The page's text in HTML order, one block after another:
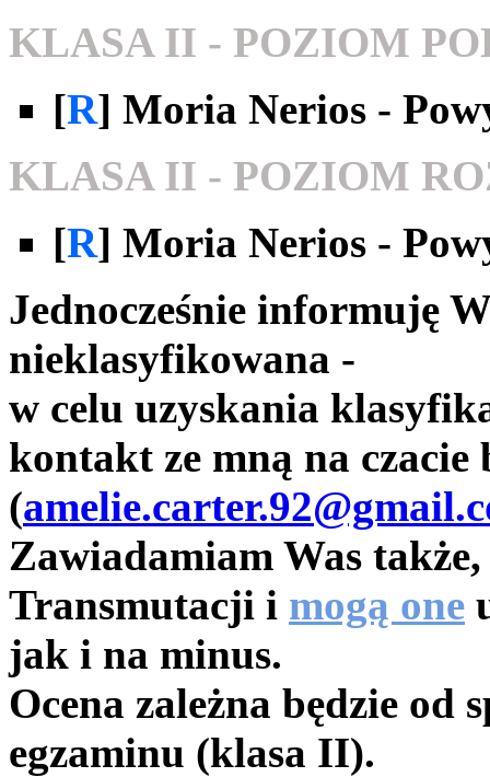
KLASA II - POZIOM
[R] Moria Nerios -
KLASA II - POZIOM
[R] Moria Nerios -
Jednocześnie informuję
nieklasyfikowana -
w celu uzyskania
kontakt ze mną na czacie
(
Zawiadamiam Was
Transmutacji i mogą one
jak i na minus.
Ocena zależna będzie
egzaminu (klasa II).